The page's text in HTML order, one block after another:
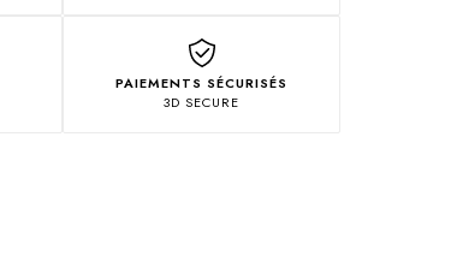
PAIEMENTS SÉCURISÉS
3D SECURE